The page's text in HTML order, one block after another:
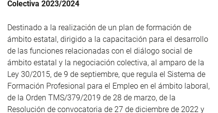
Colectiva 2023/2024
Destinado a la realización de un plan de formación de
ámbito estatal, dirigido a la capacitación para el desarrollo
de las funciones relacionadas con el diálogo social de
ámbito estatal y la negociación colectiva, al amparo de la
Ley 30/2015, de 9 de septiembre, que regula el Sistema de
Formación Profesional para el Empleo en el ámbito laboral,
de la Orden TMS/379/2019 de 28 de marzo, de la
Resolución de convocatoria de 27 de diciembre de 2022 y